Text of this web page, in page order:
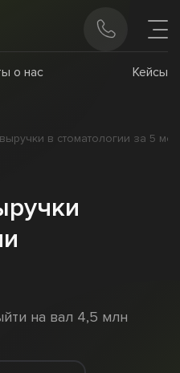
о нас Кейсы
в стоматологии за 5
на вал 4,5 млн